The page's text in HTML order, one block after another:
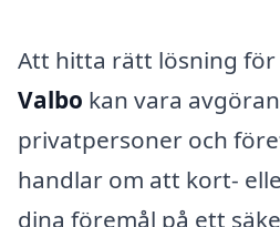
Att hitta rätt lösning för
Valbo kan vara
privatpersoner och
handlar om att kort-
dina föremål på ett